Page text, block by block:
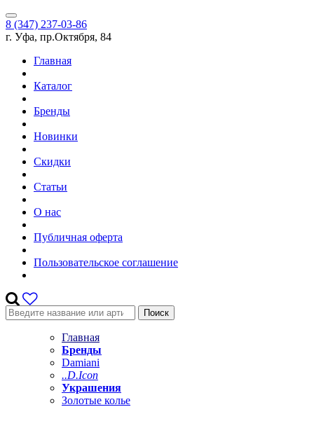
8 (347) 237-03-86
г. Уфа, пр.Октября, 84
Главная
Каталог
Бренды
Новинки
Скидки
Статьи
О нас
Публичная оферта
Пользовательское соглашение
Поиск
Главная
Бренды
Damiani
..D.Icon
Украшения
Золотые колье